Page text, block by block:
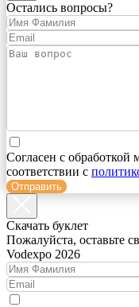
Остались вопросы?
Согласен с
соответствии с
Отправить
Cкачать буклет
Пожалуйста, оставьте
Vodexpo 2026